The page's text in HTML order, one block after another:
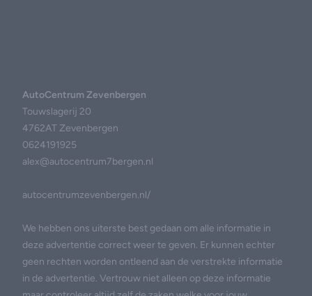
AutoCentrum Zevenbergen
Touwslagerij 20
4762AT Zevenbergen
0624191925
alex@autocentrum7bergen.nl
autocentrumzevenbergen.nl/
We hebben ons uiterste best gedaan om alle informatie in
deze advertentie correct weer te geven. Er kunnen echter
geen rechten worden ontleend aan de verstrekte informatie
in de advertentie. Vertrouw niet alleen op deze informatie